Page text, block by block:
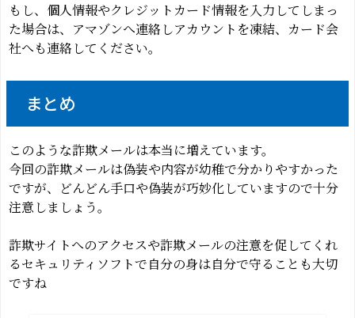
もし、個人情報やクレジットカード情報を入力してしまっ
た場合は、アマゾンへ連絡しアカウントを凍結、カード会
社へも連絡してください。
まとめ
このような詐欺メールは本当に増えています。
今回の詐欺メールは偽装や内容が幼稚で分かりやすかった
ですが、どんどん手口や偽装が巧妙化していますので十分
注意しましょう。
詐欺サイトへのアクセスや詐欺メールの注意を促してくれ
るセキュリティソフトで自分の身は自分で守ることも大切
ですね